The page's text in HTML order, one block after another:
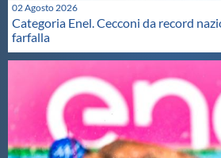
02 Agosto 2026
Categoria Enel. Cecconi da record
farfalla